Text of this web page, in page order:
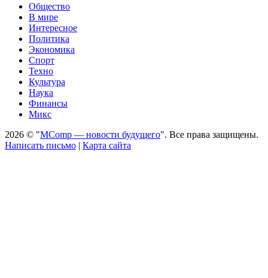
Общество
В мире
Интересное
Политика
Экономика
Спорт
Техно
Культура
Наука
Финансы
Микс
2026 © "MComp — новости будущего". Все права защищены.
Написать письмо | Карта сайта